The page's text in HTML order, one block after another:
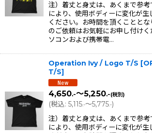
注）着丈と身丈は、あくまで参考
により、使用ボディーに変化が生
ください。お時間を頂くことと
のご依頼はお気軽にお申し付け
ソコンおよび携帯電…
Operation Ivy / Logo T/S [
T/S]
4,650.-～5,250.-(税別)
(税込: 5,115.-～5,775.-)
注）着丈と身丈は、あくまで参考
により、使用ボディーに変化が生